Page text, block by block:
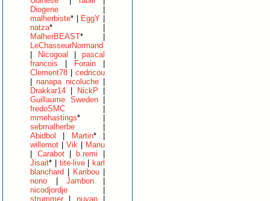
Diogene
malherbiste* | EggY
natza* |
MalherBEAST* |
LeChasseurNormand
Nicogoal
pascal
francois
Forain|
Clement78
cedricou
|nanapa nicoluche|
Drakkar14
NickP
Guillaume Sweden|
fredoSMC
mmehastings* |
sebmalherbe
Abidbol
Martin* |
willemot
Vik
Manu
Carabot| b.remi
Jisait* | tite-live|
karl
blanchard
Karibou|
nono |Jambon
nicodjordje
strummer
nuyan|